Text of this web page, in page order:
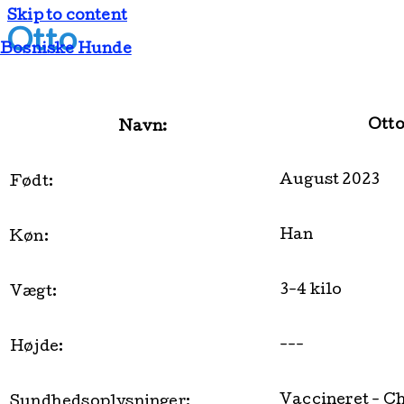
Skip to content
Bosniske Hunde
Otto
Navn: Otto
Født: August 2023
Køn: Han
Vægt: 3-4 kilo
Højde: ---
Vaccineret -